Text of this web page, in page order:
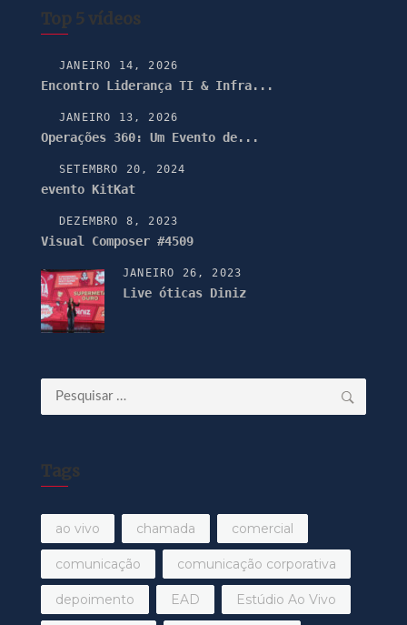
Top 5 vídeos
JANEIRO 14, 2026
Encontro Liderança TI & Infra...
JANEIRO 13, 2026
Operações 360: Um Evento de...
SETEMBRO 20, 2024
evento KitKat
DEZEMBRO 8, 2023
Visual Composer #4509
JANEIRO 26, 2023
Live óticas Diniz
Pesquisar
por:
Tags
ao vivo chamada comercial
comunicação comunicação corporativa
depoimento EAD Estúdio Ao Vivo